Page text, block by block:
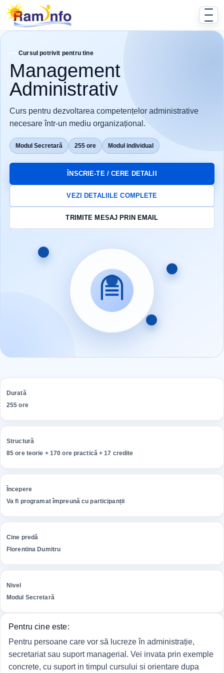
Cursul potrivit pentru tine
Management
Administrativ
Curs pentru dezvoltarea competențelor administrative
necesare într-un mediu organizațional.
Modul Secretară 255 ore Modul individual
ÎNSCRIE-TE / CERE DETALII
VEZI DETALIILE COMPLETE
TRIMITE MESAJ PRIN EMAIL
Durată
255 ore
Structură
85 ore teorie + 170 ore practică + 17 credite
Începere
Va fi programat împreună cu participanții
Cine predă
Florentina Dumitru
Nivel
Modul Secretară
Pentru cine este:
Pentru persoane care vor să lucreze în administrație,
secretariat sau suport managerial. Vei invata prin exemple
concrete, cu suport in timpul cursului si orientare dupa